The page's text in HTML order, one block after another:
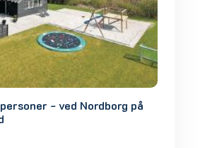
- ved Nordborg på